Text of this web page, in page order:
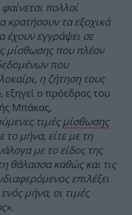
πολλοί
κρατήσουν τα εξοχικά
έχουν εγγράψει σε
μίσθωσης που πλέον
που
η ζήτηση τους
, εξηγεί ο πρόεδρος του
Μπάκας,
τιμέςμίσθωσης
το μήνα, είτε με τη
με το είδος της
θάλασσα καθώς και τις
επιλέξει
μήνα, οι τιμές